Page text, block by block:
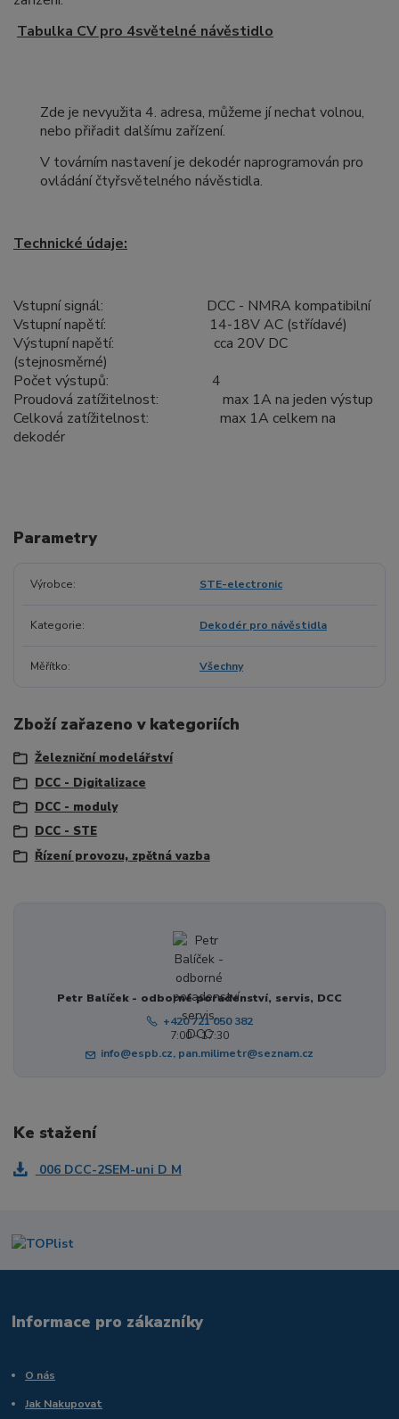
Tabulka CV pro 4světelné návěstidlo
Zde je nevyužita 4. adresa, můžeme jí nechat volnou,
nebo přiřadit dalšímu zařízení.
V továrním nastavení je dekodér naprogramován pro
ovládání čtyřsvětelného návěstidla.
Technické údaje:
Vstupní signál: DCC - NMRA kompatibilní
Vstupní napětí: 14-18V AC (střídavé)
Výstupní napětí: cca 20V DC
(stejnosměrné)
Počet výstupů: 4
Proudová zatížitelnost: max 1A na jeden výstup
Celková zatížitelnost: max 1A celkem na
dekodér
Parametry
Výrobce STE-electronic
Kategorie Dekodér pro návěstidla
Měřítko Všechny
Zboží zařazeno v kategoriích
Železniční modelářství
DCC - Digitalizace
DCC - moduly
DCC - STE
Řízení provozu, zpětná vazba
Petr Balíček - odborné poradenství, servis, DCC
+420 721 050 382
7:00 - 17:30
info@espb.cz, pan.milimetr@seznam.cz
Ke stažení
006 DCC-2SEM-uni D M
Informace pro zákazníky
O nás
Jak Nakupovat